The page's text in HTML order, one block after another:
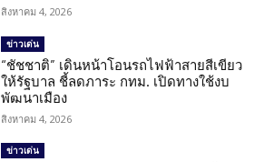
สิงหาคม 4, 2026
ข่าวเด่น
“ชัชชาติ” เดินหน้าโอนรถไฟฟ้าสายสีเขียว
ให้รัฐบาล ชี้ลดภาระ กทม. เปิดทางใช้งบ
พัฒนาเมือง
สิงหาคม 4, 2026
ข่าวเด่น